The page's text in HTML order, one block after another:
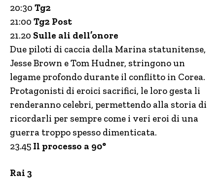
20:30 Tg2
21:00 Tg2 Post
21.20 Sulle ali dell’onore
Due piloti di caccia della Marina statunitense,
Jesse Brown e Tom Hudner, stringono un
legame profondo durante il conflitto in Corea.
Protagonisti di eroici sacrifici, le loro gesta li
renderanno celebri, permettendo alla storia di
ricordarli per sempre come i veri eroi di una
guerra troppo spesso dimenticata.
23.45 Il processo a 90°
Rai 3